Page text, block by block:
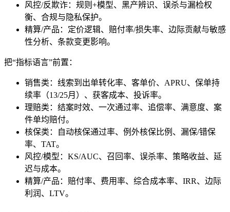
风控/反欺诈：规则+模型、黑产辨识、误杀与漏检权
衡、合规与隐私保护。
精算/产品：定价逻辑、赔付率/损失率、边际贡献与敏感
性分析、条款变更影响。
把“指标语言”前置：
销售类：线索到出单转化率、客单价、APRU、保单持
续率（13/25月）、获客成本、投诉率。
理赔类：结案时效、一次通过率、追偿率、满意度、案
件单均赔付。
核保类：自动核保通过率、例外核保比例、漏保/错保
率、TAT。
风控/模型：KS/AUC、召回率、误杀率、策略收益、延
迟与成本。
精算/产品：赔付率、费用率、综合成本率、IRR、边际
利润、LTV。